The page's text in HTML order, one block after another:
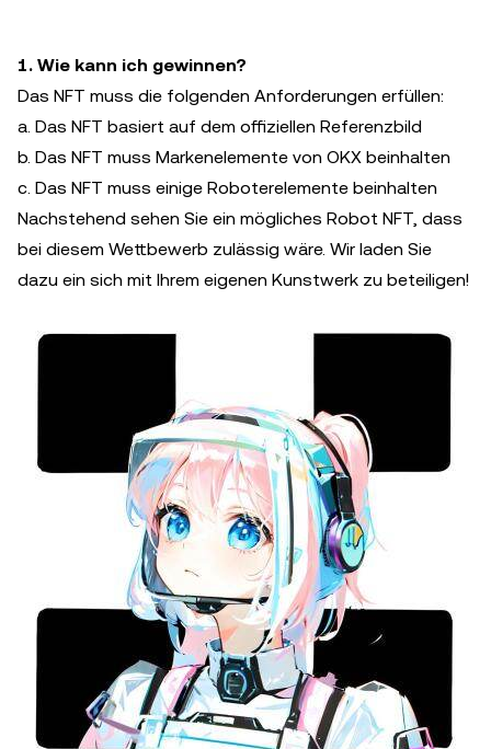
1. Wie kann ich gewinnen?
Das NFT muss die folgenden Anforderungen erfüllen:
a. Das NFT basiert auf dem offiziellen Referenzbild
b. Das NFT muss Markenelemente von OKX beinhalten
c. Das NFT muss einige Roboterelemente beinhalten
Nachstehend sehen Sie ein mögliches Robot NFT, dass
bei diesem Wettbewerb zulässig wäre. Wir laden Sie
dazu ein sich mit Ihrem eigenen Kunstwerk zu beteiligen!